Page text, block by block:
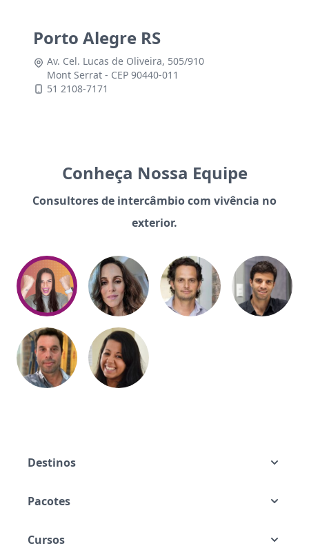
Porto Alegre RS
Av. Cel. Lucas de Oliveira, 505/910
Mont Serrat - CEP 90440-011
51 2108-7171
Conheça Nossa Equipe
Consultores de intercâmbio com vivência no
exterior.
Destinos
Pacotes
Cursos